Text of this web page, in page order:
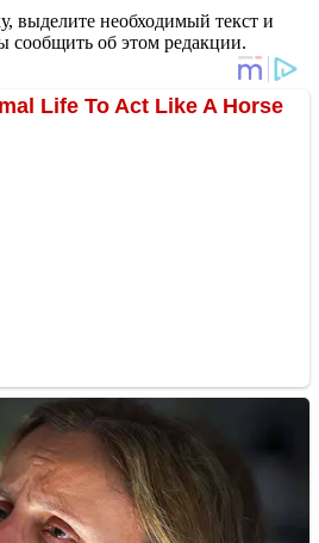
выделите необходимый текст и
сообщить об этом редакции.